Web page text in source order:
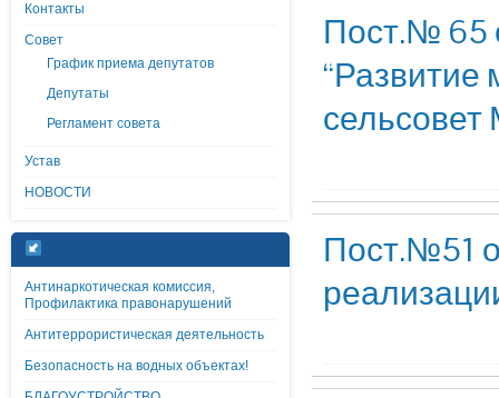
Контакты
Совет
График приема депутатов
Депутаты
Регламент совета
Устав
НОВОСТИ
Антинаркотическая комиссия,
Профилактика правонарушений
Антитеррористическая деятельность
Безопасность на водных объектах!
Пост.№ 65
сельсовет
Пост.№51